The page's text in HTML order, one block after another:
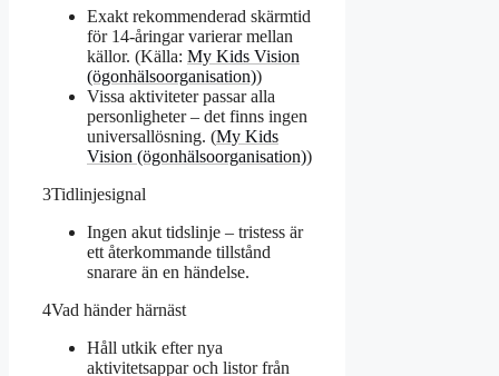
Exakt rekommenderad skärmtid
för 14-åringar varierar mellan
källor. (Källa: My Kids Vision
(ögonhälsoorganisation))
Vissa aktiviteter passar alla
personligheter – det finns ingen
universallösning. (My Kids
Vision (ögonhälsoorganisation))
3Tidlinjesignal
Ingen akut tidslinje – tristess är
ett återkommande tillstånd
snarare än en händelse.
4Vad händer härnäst
Håll utkik efter nya
aktivitetsappar och listor från